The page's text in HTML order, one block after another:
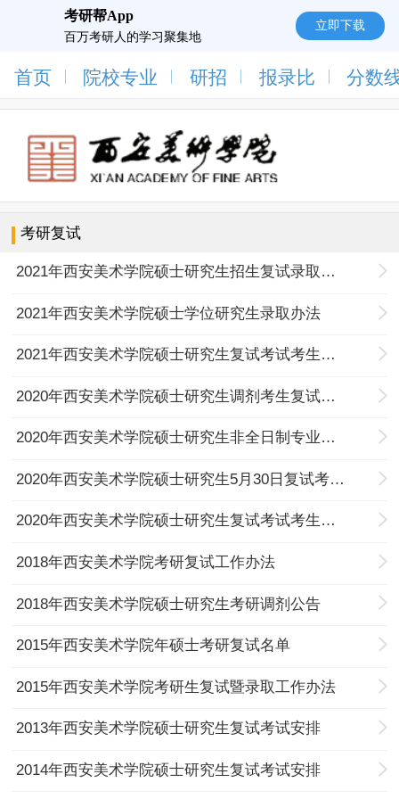
考研帮App
百万考研人的学习聚集地
立即下载
首页 院校专业 研招 报录比 分数
考研复试
2021年西安美术学院硕士研究生招生复试录取工作方案
2021年西安美术学院硕士学位研究生录取办法
2021年西安美术学院硕士研究生复试考试考生须知
2020年西安美术学院硕士研究生调剂考生复试考场情况一览表（6月6日）
2020年西安美术学院硕士研究生非全日制专业学位调剂复试考生须知
2020年西安美术学院硕士研究生5月30日复试考场情况一览表
2020年西安美术学院硕士研究生复试考试考生须知
2018年西安美术学院考研复试工作办法
2018年西安美术学院硕士研究生考研调剂公告
2015年西安美术学院年硕士考研复试名单
2015年西安美术学院考研生复试暨录取工作办法
2013年西安美术学院硕士研究生复试考试安排
2014年西安美术学院硕士研究生复试考试安排